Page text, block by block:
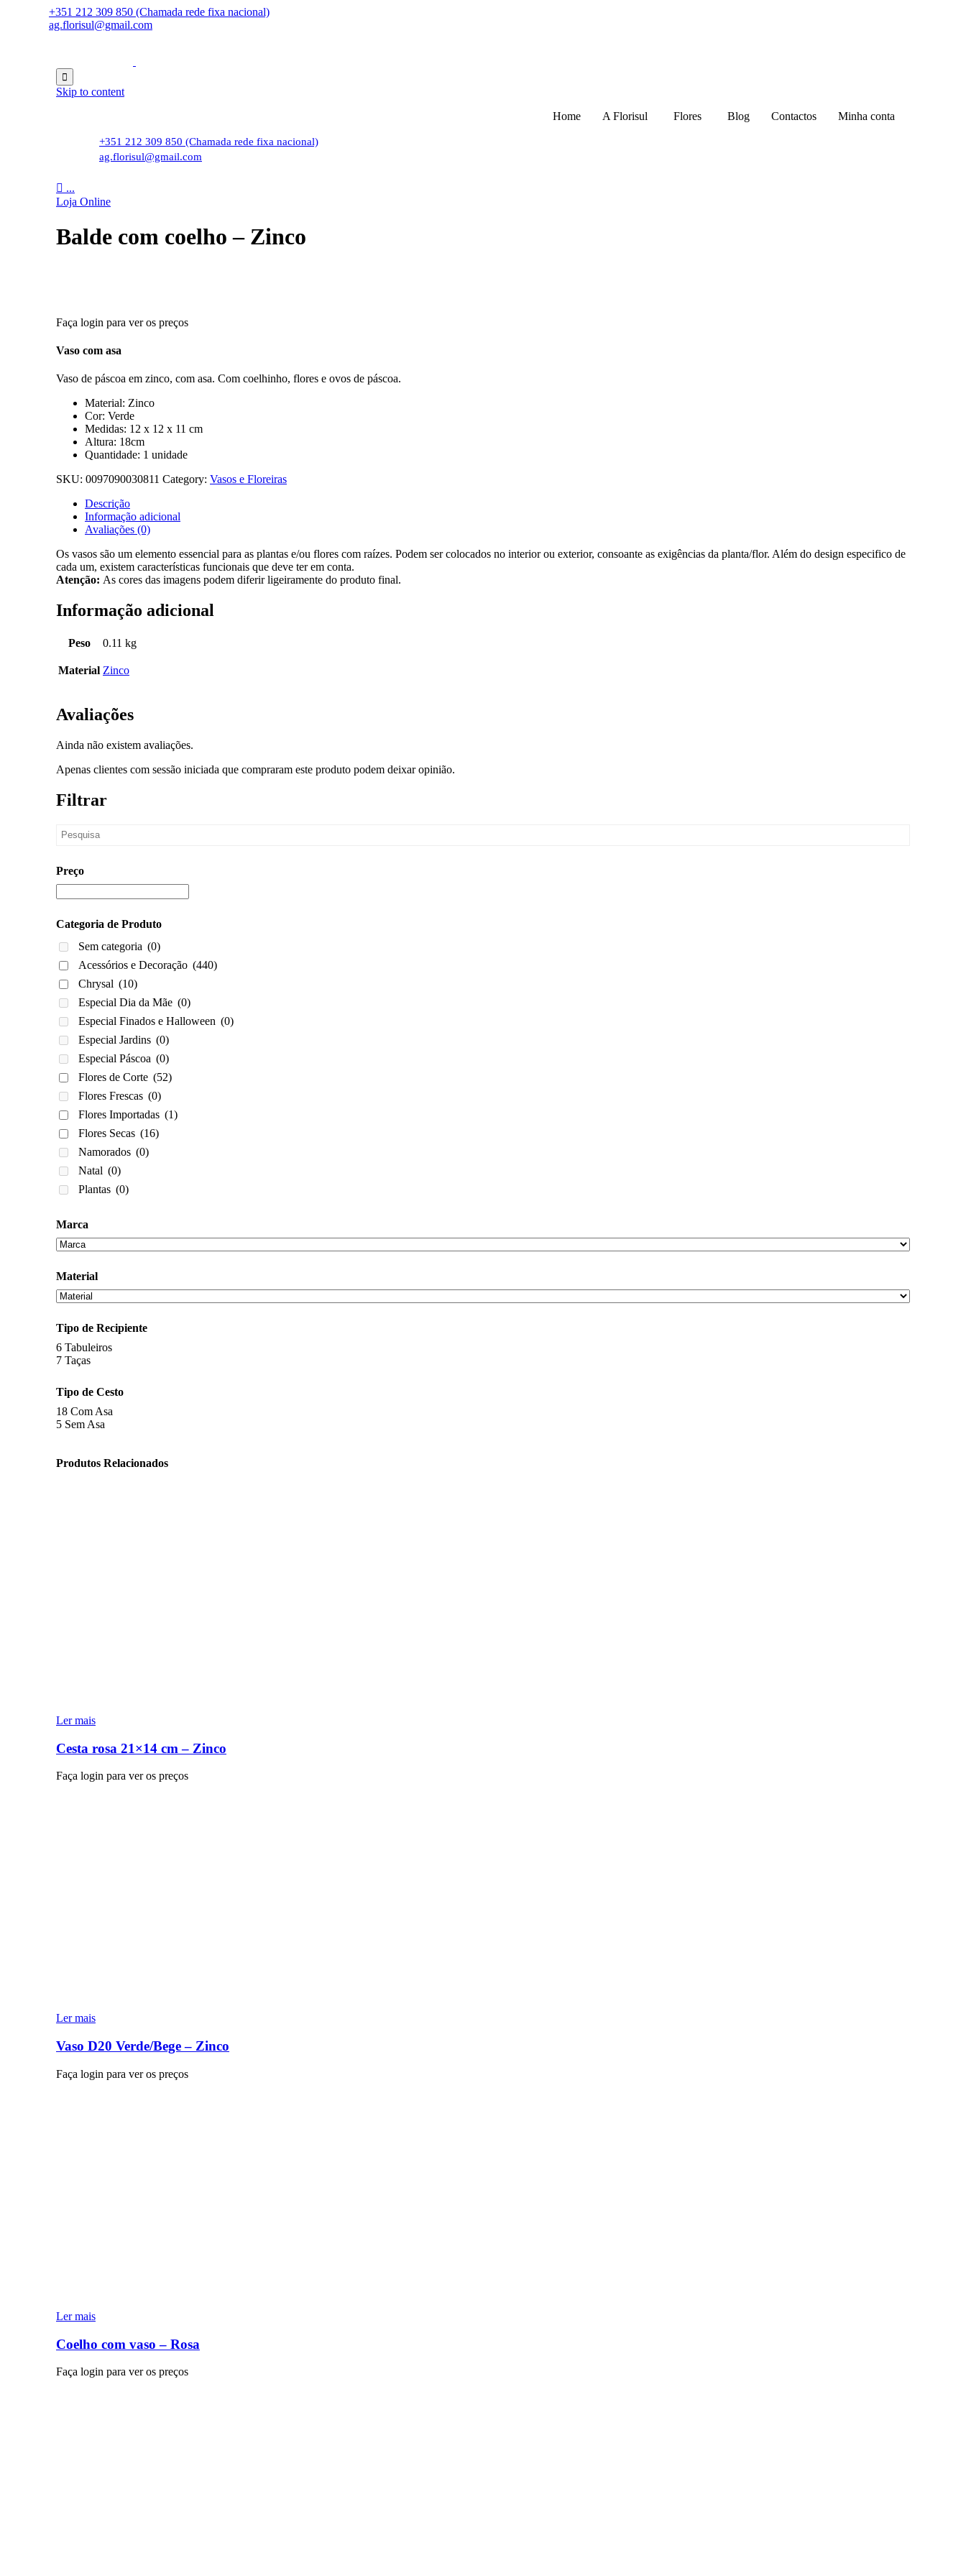
+351 212 309 850 (Chamada rede fixa nacional)
ag.florisul@gmail.com

Skip to content
Home
A Florisul Flores Blog Contactos Minha conta
+351 212 309 850 (Chamada rede fixa nacional)
ag.florisul@gmail.com
 ...
Loja Online
Balde com coelho – Zinco
Faça login para ver os preços
Vaso com asa
Vaso de páscoa em zinco, com asa. Com coelhinho, flores e ovos de páscoa.
Material: Zinco
Cor: Verde
Medidas: 12 x 12 x 11 cm
Altura: 18cm
Quantidade: 1 unidade
SKU: 0097090030811 Category: Vasos e Floreiras
Descrição
Informação adicional
Avaliações (0)
Os vasos são um elemento essencial para as plantas e/ou flores com raízes. Podem ser colocados no interior ou exterior, consoante as exigências da planta/flor. Além do design especifico de
cada um, existem características funcionais que deve ter em conta.
Atenção: As cores das imagens podem diferir ligeiramente do produto final.
Informação adicional
Peso 0.11 kg
Material Zinco
Avaliações
Ainda não existem avaliações.
Apenas clientes com sessão iniciada que compraram este produto podem deixar opinião.
Filtrar
Preço
Categoria de Produto
Sem categoria (0)
Acessórios e Decoração (440)
Chrysal (10)
Especial Dia da Mãe (0)
Especial Finados e Halloween (0)
Especial Jardins (0)
Especial Páscoa (0)
Flores de Corte (52)
Flores Frescas (0)
Flores Importadas (1)
Flores Secas (16)
Namorados (0)
Natal (0)
Plantas (0)
Marca
Material
Tipo de Recipiente
6 Tabuleiros
7 Taças
Tipo de Cesto
18 Com Asa
5 Sem Asa
Produtos Relacionados
Ler mais
Cesta rosa 21×14 cm – Zinco
Faça login para ver os preços
Ler mais
Vaso D20 Verde/Bege – Zinco
Faça login para ver os preços
Ler mais
Coelho com vaso – Rosa
Faça login para ver os preços